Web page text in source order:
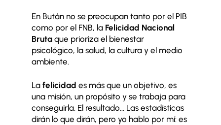
En Bután no se preocupan tanto por el PIB
como por el FNB, la Felicidad Nacional
Bruta que prioriza el bienestar
psicológico, la salud, la cultura y el medio
ambiente.
Lafelicidad es más que un objetivo, es
una misión, un propósito y se trabaja para
conseguirla. El resultado… Las estadísticas
dirán lo que dirán, pero yo hablo por mí: es